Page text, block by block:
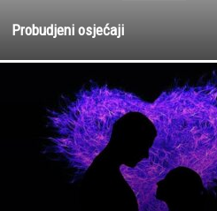
Probudjeni osjećaji